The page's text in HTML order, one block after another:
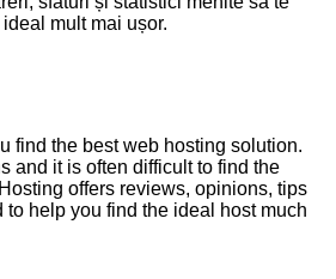
mult mai ușor.
find the best web hosting solution.
and it is often difficult to find the
offers reviews, opinions, tips
help you find the ideal host much